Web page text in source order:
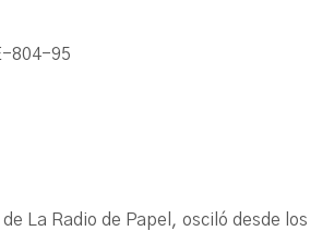
804-95
La Radio de Papel, osciló desde los